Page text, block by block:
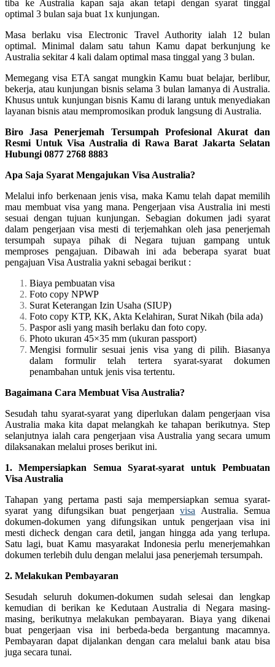
tiba ke Australia kapan saja akan tetapi dengan syarat tinggal
optimal 3 bulan saja buat 1x kunjungan.
Masa berlaku visa Electronic Travel Authority ialah 12 bulan
optimal. Minimal dalam satu tahun Kamu dapat berkunjung ke
Australia sekitar 4 kali dalam optimal masa tinggal yang 3 bulan.
Memegang visa ETA sangat mungkin Kamu buat belajar, berlibur,
bekerja, atau kunjungan bisnis selama 3 bulan lamanya di Australia.
Khusus untuk kunjungan bisnis Kamu di larang untuk menyediakan
layanan bisnis atau mempromosikan produk langsung di Australia.
Biro Jasa Penerjemah Tersumpah Profesional Akurat dan
Resmi Untuk Visa Australia di Rawa Barat Jakarta Selatan
Hubungi 0877 2768 8883
Apa Saja Syarat Mengajukan Visa Australia?
Melalui info berkenaan jenis visa, maka Kamu telah dapat memilih
mau membuat visa yang mana. Pengerjaan visa Australia ini mesti
sesuai dengan tujuan kunjungan. Sebagian dokumen jadi syarat
dalam pengerjaan visa mesti di terjemahkan oleh jasa penerjemah
tersumpah supaya pihak di Negara tujuan gampang untuk
memproses pengajuan. Dibawah ini ada beberapa syarat buat
pengajuan Visa Australia yakni sebagai berikut :
Biaya pembuatan visa
Foto copy NPWP
Surat Keterangan Izin Usaha (SIUP)
Foto copy KTP, KK, Akta Kelahiran, Surat Nikah (bila ada)
Paspor asli yang masih berlaku dan foto copy.
Photo ukuran 45×35 mm (ukuran passport)
Mengisi formulir sesuai jenis visa yang di pilih. Biasanya
dalam formulir telah tertera syarat-syarat dokumen
penambahan untuk jenis visa tertentu.
Bagaimana Cara Membuat Visa Australia?
Sesudah tahu syarat-syarat yang diperlukan dalam pengerjaan visa
Australia maka kita dapat melangkah ke tahapan berikutnya. Step
selanjutnya ialah cara pengerjaan visa Australia yang secara umum
dilaksanakan melalui proses berikut ini.
1. Mempersiapkan Semua Syarat-syarat untuk Pembuatan
Visa Australia
Tahapan yang pertama pasti saja mempersiapkan semua syarat-
syarat yang difungsikan buat pengerjaanvisa Australia. Semua
dokumen-dokumen yang difungsikan untuk pengerjaan visa ini
mesti dicheck dengan cara detil, jangan hingga ada yang terlupa.
Satu lagi, buat Kamu masyarakat Indonesia perlu menerjemahkan
dokumen terlebih dulu dengan melalui jasa penerjemah tersumpah.
2. Melakukan Pembayaran
Sesudah seluruh dokumen-dokumen sudah selesai dan lengkap
kemudian di berikan ke Kedutaan Australia di Negara masing-
masing, berikutnya melakukan pembayaran. Biaya yang dikenai
buat pengerjaan visa ini berbeda-beda bergantung macamnya.
Pembayaran dapat dijalankan dengan cara melalui bank atau bisa
juga secara tunai.